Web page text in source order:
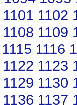
1101 1102
1108 1109
1115 1116
1122 1123
1129 1130
1136 1137